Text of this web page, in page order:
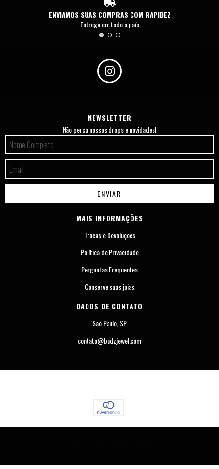
ENVIAMOS SUAS COMPRAS COM RAPIDEZ
Entrega em todo o país
NEWSLETTER
Não perca nossos drops e novidades!
MAIS INFORMAÇÕES
Trocas e Devoluções
Política de Privacidade
Perguntas Frequentes
Conserve suas joias
DADOS DE CONTATO
São Paulo, SP
contato@budzjewel.com